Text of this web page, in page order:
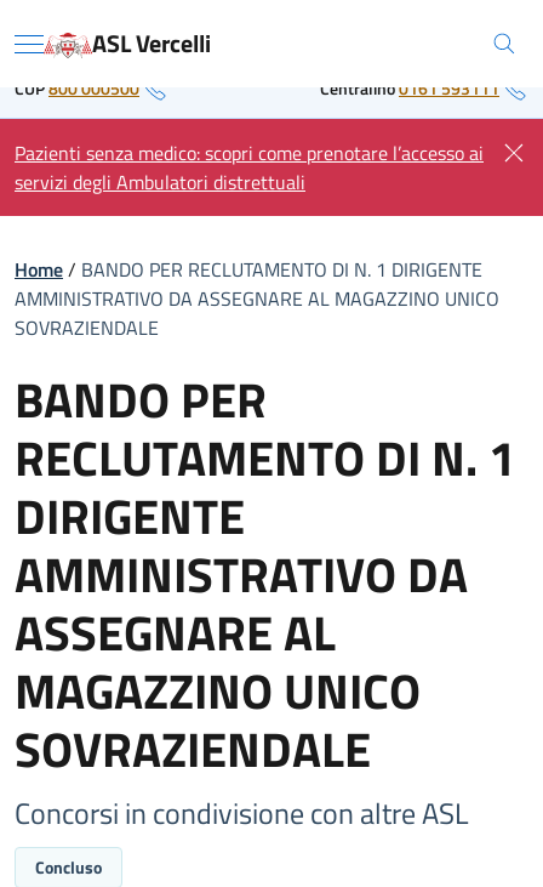
to Regione Piemonte
Menu ASL Vercelli
CUP800 000500 Centralino0161 593111
Pazienti senza medico: scopri come prenotare l’accesso ai
servizi degli Ambulatori distrettuali
Home/ BANDO PER RECLUTAMENTO DI N. 1 DIRIGENTE
AMMINISTRATIVO DA ASSEGNARE AL MAGAZZINO UNICO
SOVRAZIENDALE
BANDO PER
RECLUTAMENTO DI N. 1
DIRIGENTE
AMMINISTRATIVO DA
ASSEGNARE AL
MAGAZZINO UNICO
SOVRAZIENDALE
Concorsi in condivisione con altre ASL
Concluso